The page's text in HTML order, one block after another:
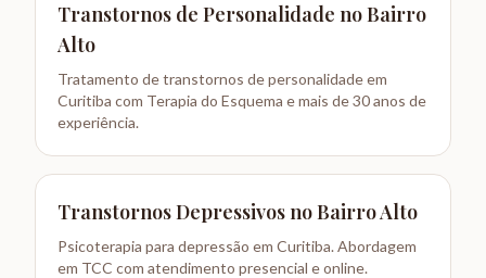
Transtornos de Personalidade noBairro
Alto
Tratamento de transtornos de personalidade em
Curitiba com Terapia do Esquema e mais de 30 anos de
experiência.
Transtornos Depressivos noBairro Alto
Psicoterapia para depressão em Curitiba. Abordagem
em TCC com atendimento presencial e online.